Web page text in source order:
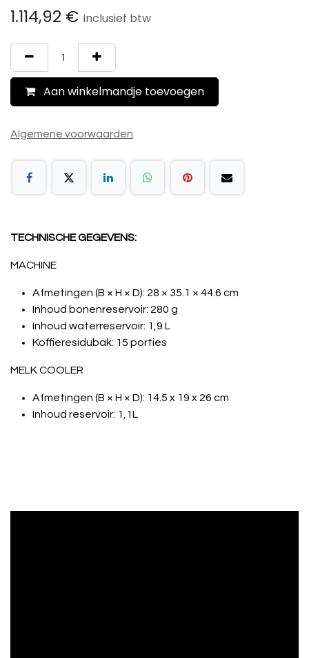
1.114,92 € Inclusief btw
Aan winkelmandje toevoegen
Algemene voorwaarden
TECHNISCHE GEGEVENS:
MACHINE
Afmetingen (B × H × D): 28 × 35.1 × 44.6 cm
Inhoud bonenreservoir: 280 g
Inhoud waterreservoir: 1,9 L
Koffieresidubak: 15 porties
MELK COOLER
Afmetingen (B × H × D): 14.5 x 19 x 26 cm
Inhoud reservoir: 1,1L